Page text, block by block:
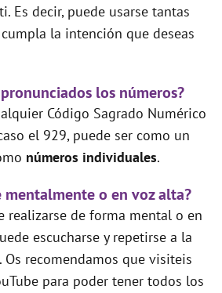
Es decir, puede usarse tantas
la intención que deseas
los números?
Código Sagrado Numérico
el 929, puede ser como un
números individuales.
mentalmente o en voz alta?
realizarse de forma mental o en
escucharse y repetirse a la
Os recomendamos que visiteis
para poder tener todos los